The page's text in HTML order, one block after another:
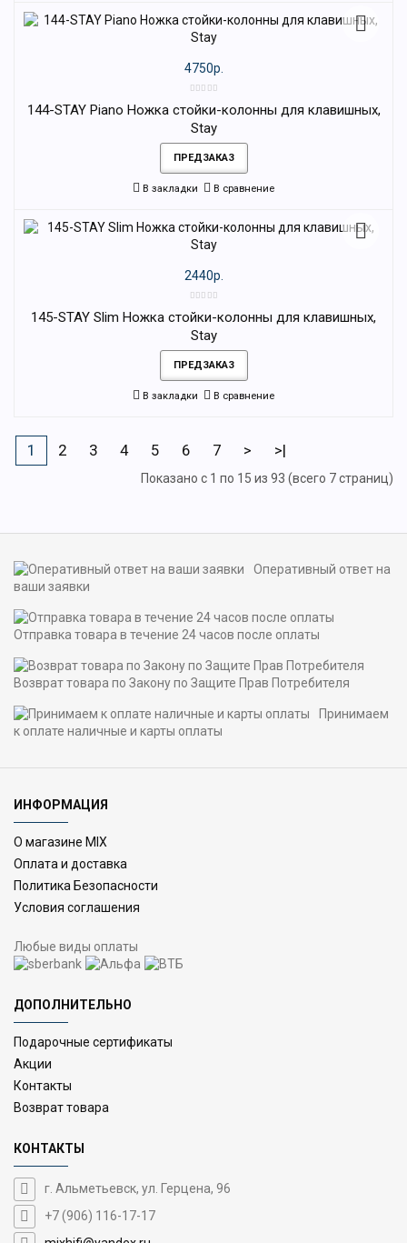
4750р.
144-STAY Piano Ножка стойки-колонны для клавишных,
Stay
ПРЕДЗАКАЗ
В закладки В сравнение
2440р.
145-STAY Slim Ножка стойки-колонны для клавишных,
Stay
ПРЕДЗАКАЗ
В закладки В сравнение
1 2 3 4 5 6 7 > >|
Показано с 1 по 15 из 93 (всего 7 страниц)
Оперативный ответ на
ваши заявки
Отправка товара в течение 24 часов после оплаты
Возврат товара по Закону по Защите Прав Потребителя
Принимаем
к оплате наличные и карты оплаты
ИНФОРМАЦИЯ
О магазине MIX
Оплата и доставка
Политика Безопасности
Условия соглашения
Любые виды оплаты
ДОПОЛНИТЕЛЬНО
Подарочные сертификаты
Акции
Контакты
Возврат товара
КОНТАКТЫ
г. Альметьевск, ул. Герцена, 96
+7 (906) 116-17-17